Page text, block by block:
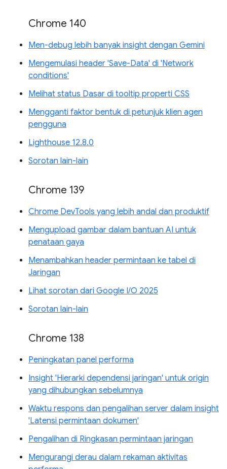
Chrome 140
Men-debug lebih banyak insight dengan Gemini
Mengemulasi header 'Save-Data' di 'Network
conditions'
Melihat status Dasar di tooltip properti CSS
Mengganti faktor bentuk di petunjuk klien agen
pengguna
Lighthouse 12.8.0
Sorotan lain-lain
Chrome 139
Chrome DevTools yang lebih andal dan produktif
Mengupload gambar dalam bantuan AI untuk
penataan gaya
Menambahkan header permintaan ke tabel di
Jaringan
Lihat sorotan dari Google I/O 2025
Sorotan lain-lain
Chrome 138
Peningkatan panel performa
Insight 'Hierarki dependensi jaringan' untuk origin
yang dihubungkan sebelumnya
Waktu respons dan pengalihan server dalam insight
'Latensi permintaan dokumen'
Pengalihan di Ringkasan permintaan jaringan
Mengurangi derau dalam rekaman aktivitas